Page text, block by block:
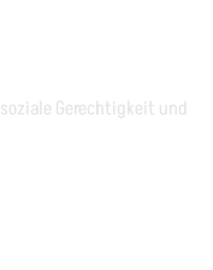
Gerechtigkeit und